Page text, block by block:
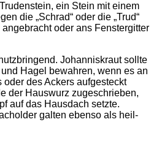
ein Stein mit einem
die „Schrad“ oder die „Trud“
angebracht oder ans Fenstergitter
Johanniskraut sollte
Hagel bewahren, wenn es an
des Ackers aufgesteckt
der Hauswurz zugeschrieben,
auf das Hausdach setzte.
galten ebenso als heil-